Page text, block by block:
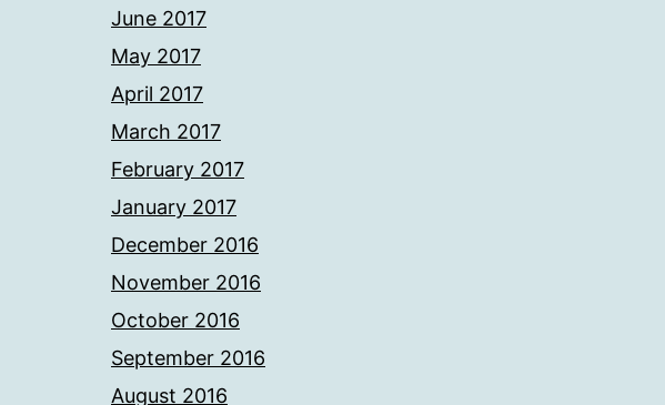
June 2017
May 2017
April 2017
March 2017
February 2017
January 2017
December 2016
November 2016
October 2016
September 2016
August 2016